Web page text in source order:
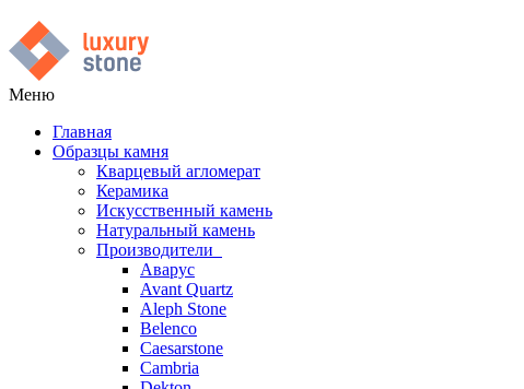
Меню
Главная
Образцы камня
Кварцевый агломерат
Керамика
Искусственный камень
Натуральный камень
Производители
Аварус
Avant Quartz
Aleph Stone
Belenco
Caesarstone
Cambria